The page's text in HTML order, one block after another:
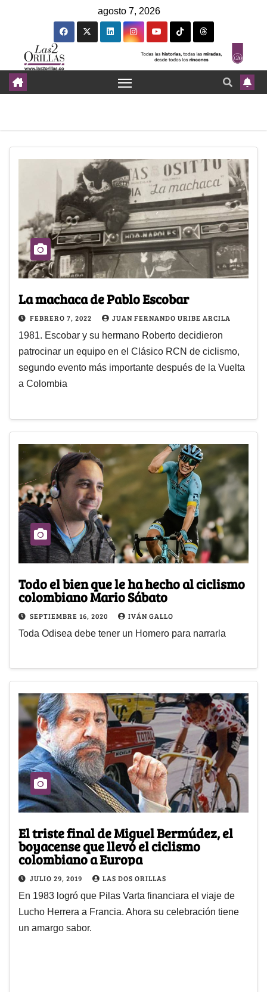
agosto 7, 2026
La machaca de Pablo Escobar
FEBRERO 7, 2022 JUAN FERNANDO URIBE ARCILA
1981. Escobar y su hermano Roberto decidieron
patrocinar un equipo en el Clásico RCN de ciclismo,
segundo evento más importante después de la Vuelta
a Colombia
Todo el bien que le ha hecho al ciclismo
colombiano Mario Sábato
SEPTIEMBRE 16, 2020 IVÁN GALLO
Toda Odisea debe tener un Homero para narrarla
El triste final de Miguel Bermúdez, el
boyacense que llevó el ciclismo
colombiano a Europa
JULIO 29, 2019 LAS DOS ORILLAS
En 1983 logró que Pilas Varta financiara el viaje de
Lucho Herrera a Francia. Ahora su celebración tiene
un amargo sabor.